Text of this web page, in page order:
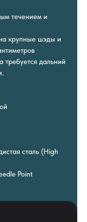
течением и
крупные шэды и
требуется дальний
сталь (High
Point